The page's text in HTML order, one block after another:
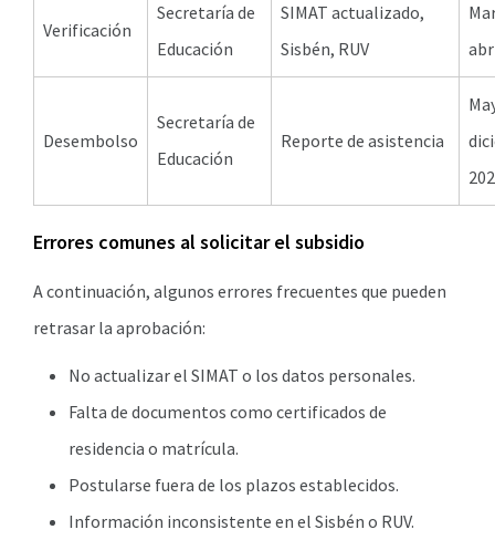
Verificación
Secretaría de
Educación
SIMAT actualizado,
Sisbén, RUV
Desembolso
Secretaría de
Educación
Reporte de asistencia
Errores comunes al solicitar el subsidio
A continuación, algunos errores frecuentes que pueden
retrasar la aprobación:
No actualizar el SIMAT o los datos personales.
Falta de documentos como certificados de
residencia o matrícula.
Postularse fuera de los plazos establecidos.
Información inconsistente en el Sisbén o RUV.